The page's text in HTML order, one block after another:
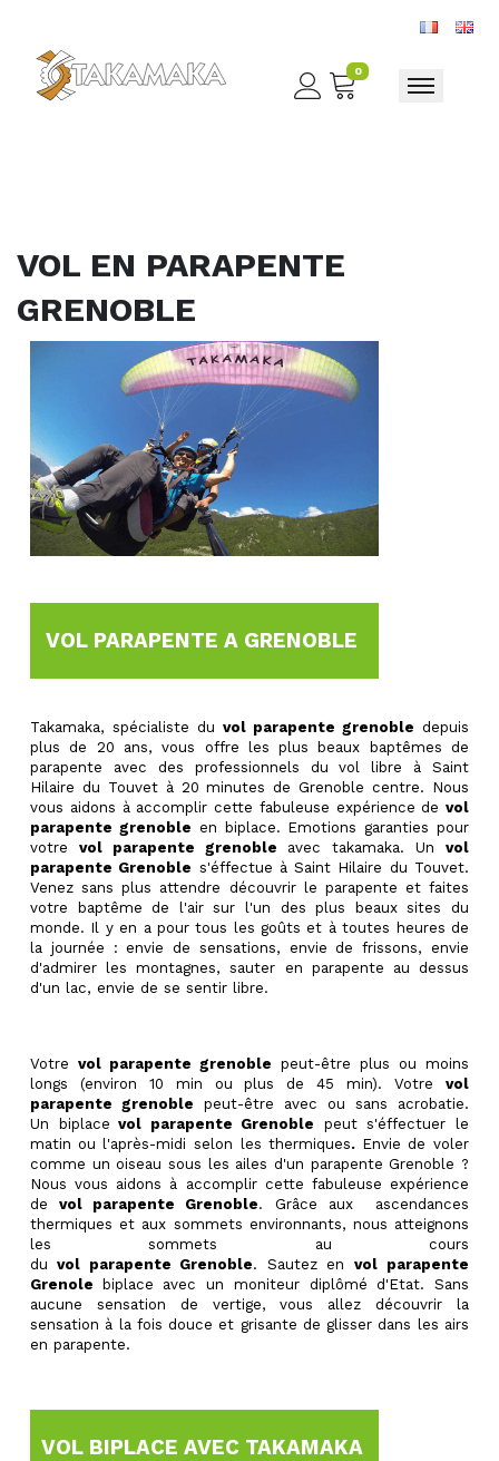
0
Toggle
VOL EN PARAPENTE
GRENOBLE
VOL PARAPENTE A GRENOBLE
Takamaka, spécialiste du vol parapente grenoble depuis
plus de 20 ans, vous offre les plus beaux baptêmes de
parapente avec des professionnels du vol libre à Saint
Hilaire du Touvet à 20 minutes de Grenoble centre. Nous
vous aidons à accomplir cette fabuleuse expérience de vol
parapente grenoble en biplace. Emotions garanties pour
votre vol parapente grenoble avec takamaka. Unvol
parapente Grenoble s'éffectue à Saint Hilaire du Touvet.
Venez sans plus attendre découvrir le parapente et faites
votre baptême de l'air sur l'un des plus beaux sites du
monde. Il y en a pour tous les goûts et à toutes heures de
la journée : envie de sensations, envie de frissons, envie
d'admirer les montagnes, sauter en parapente au dessus
d'un lac, envie de se sentir libre.
Votre vol parapente grenoble peut-être plus ou moins
longs (environ 10 min ou plus de 45 min). Votre vol
parapente grenoble peut-être avec ou sans acrobatie.
Un biplace vol parapente Grenoble peut s'éffectuer le
matin ou l'après-midi selon les thermiques. Envie de voler
comme un oiseau sous les ailes d'un parapente Grenoble ?
Nous vous aidons à accomplir cette fabuleuse expérience
devol parapente Grenoble. Grâce aux ascendances
thermiques et aux sommets environnants, nous atteignons
les sommets au cours
duvol parapente Grenoble. Sautez en vol
parapente
Grenole
biplace avec un moniteur diplômé d'Etat. Sans
aucune sensation de vertige, vous allez découvrir la
sensation à la fois douce et grisante de glisser dans les airs
en parapente.
VOL BIPLACE AVEC TAKAMAKA